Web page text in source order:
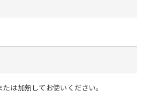
は加熱してお使いください。